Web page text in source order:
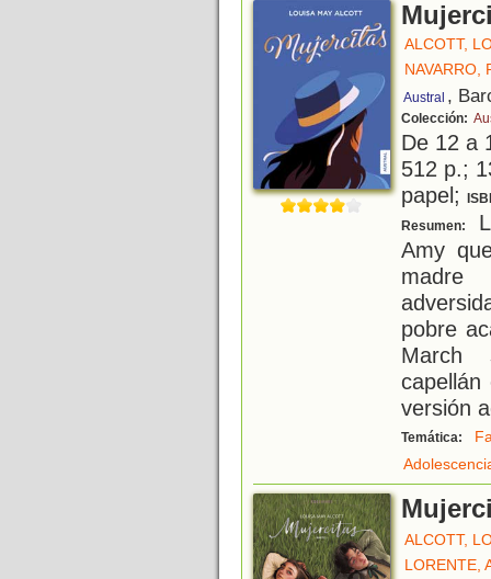
ALCOTT,
NAVARRO,
Austral ,
Colección:
De 12 a
512 p.;
papel;
Resumen:
Amy
pobre
March
capellán
versión
Temática:
ALCOTT,
LORENTE,